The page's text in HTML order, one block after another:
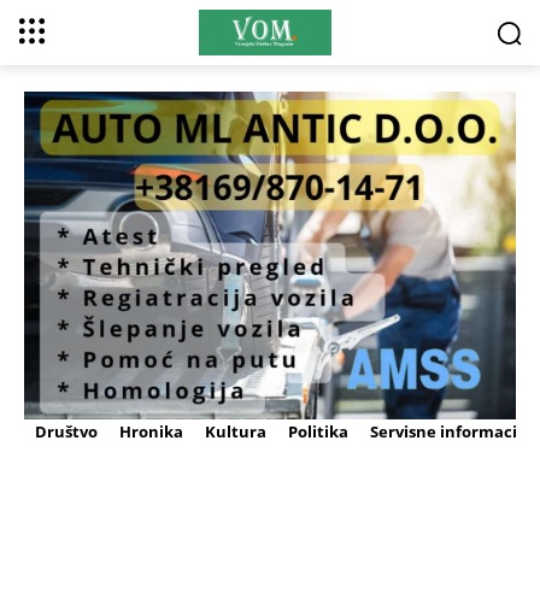
Društvo Hronika Kultura Politika Servisne informacije